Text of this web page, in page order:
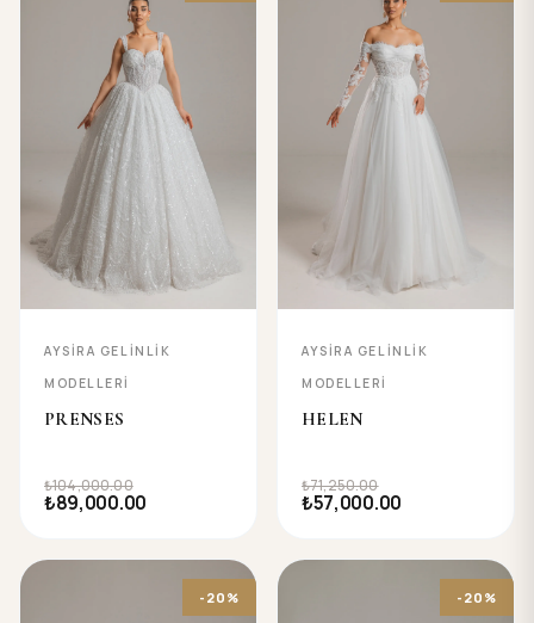
AYSIRA GELINLIK
MODELLERI
PRENSES
₺104,000.00
₺89,000.00
AYSIRA GELINLIK
MODELLERI
HELEN
₺71,250.00
₺57,000.00
-20% -20%